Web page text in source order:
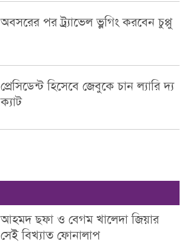
অবসরের পর ট্র্যাভেল ভ্লগিং করবেন চুপ্পু
প্রেসিডেন্ট হিসেবে জেবুকে চান ল্যারি দ্য
ক্যাট
আহমদ ছফা ও বেগম খালেদা জিয়ার
সেই বিখ্যাত ফোনালাপ